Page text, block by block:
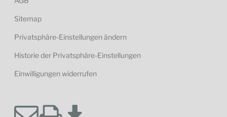
Sitemap
Privatsphäre-Einstellungen ändern
Historie der Privatsphäre-Einstellungen
Einwilligungen widerrufen